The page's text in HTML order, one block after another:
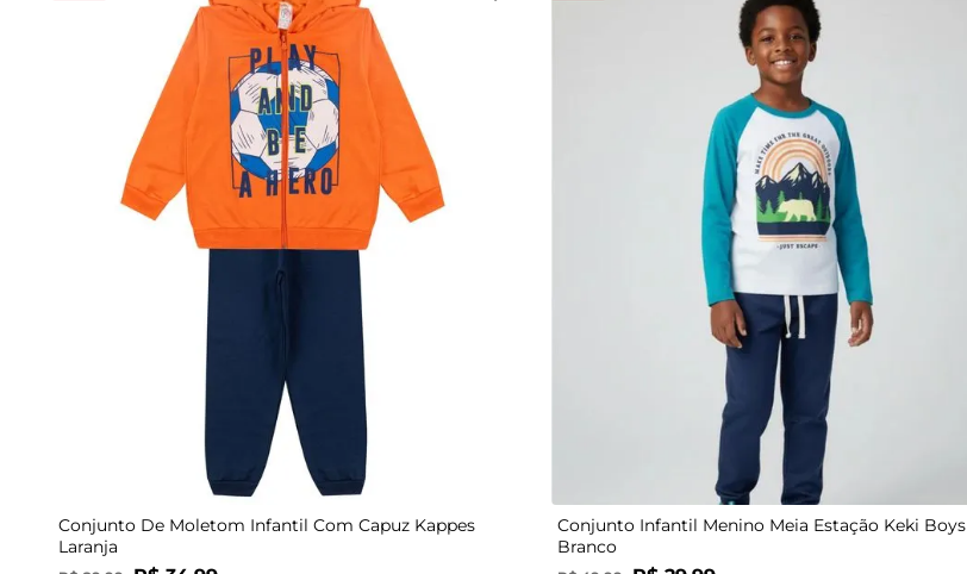
4
Conjunto De Moletom Infantil Com Capuz Kappes
Laranja
Conjunto Infantil Menino Meia Estação Keki Boys
Branco